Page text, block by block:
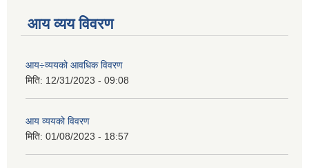
आय व्यय विवरण
आय÷व्ययको आवधिक विवरण
मिति: 12/31/2023 - 09:08
आय व्ययको विवरण
मिति: 01/08/2023 - 18:57